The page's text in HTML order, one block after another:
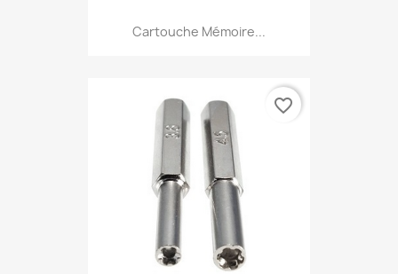
Cartouche Mémoire...
favorite_border